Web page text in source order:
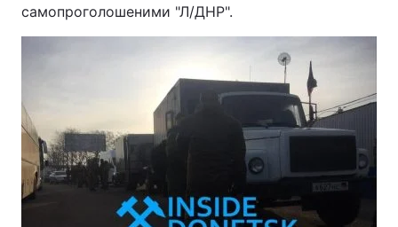
самопроголошеними "Л/ДНР".